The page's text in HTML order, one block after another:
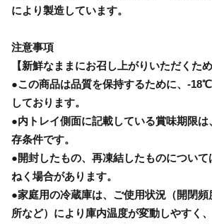
により製造しています。
注意事項
【新鮮なままにお召し上がりいただくた
●この商品は品質を保持するために、-
しております。
●内トレイ側面に記載している賞味期限
存条件です。
●開封したもの、再凍結したものについて
ねく場合があります。
●家庭用の冷蔵庫は、ご使用状況（開閉
所など）により庫内温度が変動しやすく、